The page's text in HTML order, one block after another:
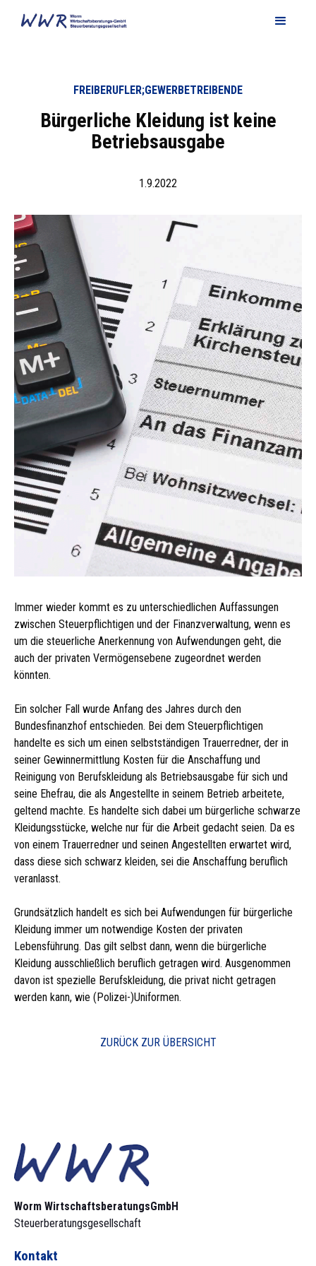
FREIBERUFLER;GEWERBETREIBENDE
Bürgerliche Kleidung ist keine
Betriebsausgabe
1.9.2022
Immer wieder kommt es zu unterschiedlichen Auffassungen
zwischen Steuerpflichtigen und der Finanzverwaltung, wenn es
um die steuerliche Anerkennung von Aufwendungen geht, die
auch der privaten Vermögensebene zugeordnet werden
könnten.
Ein solcher Fall wurde Anfang des Jahres durch den
Bundesfinanzhof entschieden. Bei dem Steuerpflichtigen
handelte es sich um einen selbstständigen Trauerredner, der in
seiner Gewinnermittlung Kosten für die Anschaffung und
Reinigung von Berufskleidung als Betriebsausgabe für sich und
seine Ehefrau, die als Angestellte in seinem Betrieb arbeitete,
geltend machte. Es handelte sich dabei um bürgerliche schwarze
Kleidungsstücke, welche nur für die Arbeit gedacht seien. Da es
von einem Trauerredner und seinen Angestellten erwartet wird,
dass diese sich schwarz kleiden, sei die Anschaffung beruflich
veranlasst.
Grundsätzlich handelt es sich bei Aufwendungen für bürgerliche
Kleidung immer um notwendige Kosten der privaten
Lebensführung. Das gilt selbst dann, wenn die bürgerliche
Kleidung ausschließlich beruflich getragen wird. Ausgenommen
davon ist spezielle Berufskleidung, die privat nicht getragen
werden kann, wie (Polizei-)Uniformen.
ZURÜCK ZUR ÜBERSICHT
Worm Wirtschaftsberatungs­GmbH
Steuerberatungsgesellschaft
Kontakt